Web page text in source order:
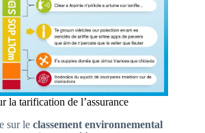
la tarification de l’assurance
sur le classement environnemental